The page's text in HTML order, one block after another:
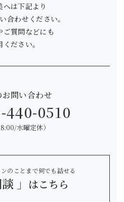
へは下記より
合わせください。
ご質問などにも
ください。
問い合わせ
440-0510
水曜定休）
のことまで何でも話せる
」 はこちら